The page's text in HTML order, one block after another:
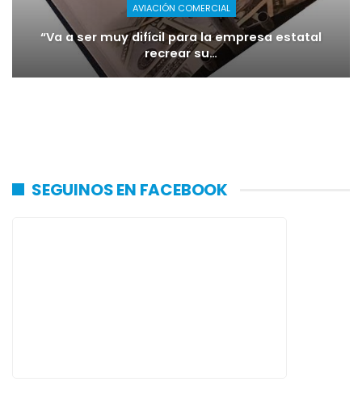
AVIACIÓN COMERCIAL
“Va a ser muy difícil para la empresa estatal
recrear su…
SEGUINOS EN FACEBOOK